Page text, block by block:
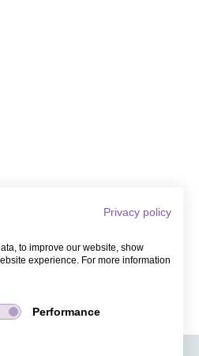
Privacy policy
to improve our website, show
experience. For more information
Performance